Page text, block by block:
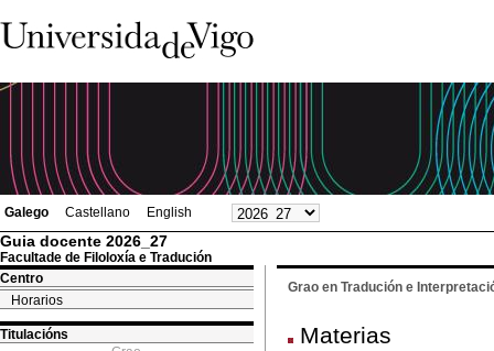
Galego Castellano English
Guia docente 2026_27
Facultade de Filoloxía e Tradución
Centro
Horarios
Titulacións
Grao en Tradución e
Materias